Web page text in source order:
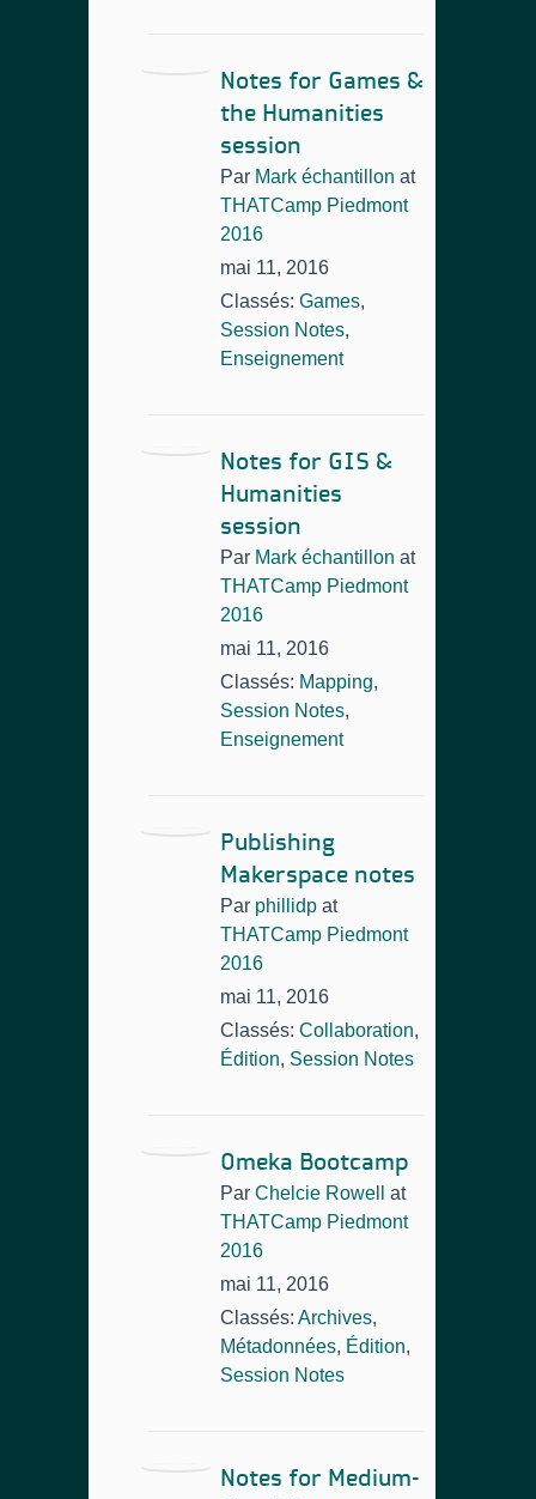
Notes for Games &
the Humanities
session
Par Mark échantillon at
THATCamp Piedmont
2016
mai 11, 2016
Classés: Games,
Session Notes,
Enseignement
Notes for GIS &
Humanities
session
Par Mark échantillon at
THATCamp Piedmont
2016
mai 11, 2016
Classés: Mapping,
Session Notes,
Enseignement
Publishing
Makerspace notes
Par phillidp at
THATCamp Piedmont
2016
mai 11, 2016
Classés: Collaboration,
Édition, Session Notes
Omeka Bootcamp
Par Chelcie Rowell
at
THATCamp Piedmont
2016
mai 11, 2016
Classés: Archives,
Métadonnées, Édition,
Session Notes
Notes for Medium-